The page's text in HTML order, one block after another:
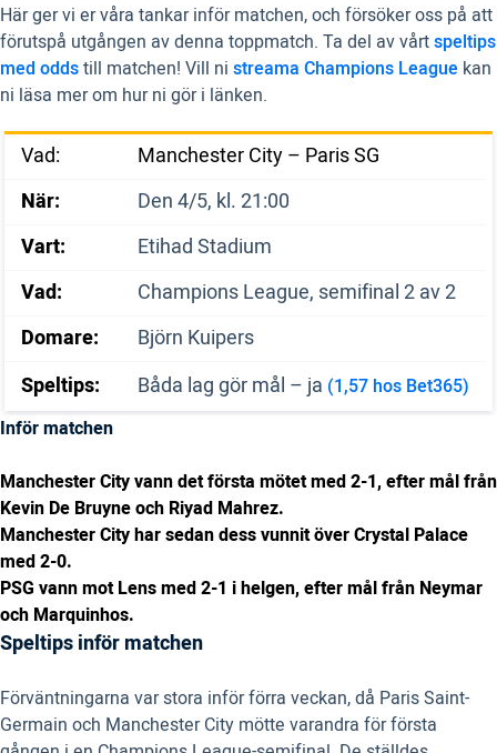
Här ger vi er våra tankar inför matchen, och försöker oss på att
förutspå utgången av denna toppmatch. Ta del av vårtspeltips
med oddstill matchen! Vill ni streama Champions League kan
ni läsa mer om hur ni gör i länken.
Vad:
Manchester City – Paris SG
När:
Den 4/5, kl. 21:00
Vart:
Etihad Stadium
Vad:
Champions League, semifinal 2 av 2
Domare:
Björn Kuipers
Speltips:
Båda lag gör mål – ja (1,57 hos Bet365)
Inför matchen
Manchester City vann det första mötet med 2-1, efter mål från
Kevin De Bruyne och Riyad Mahrez.
Manchester City har sedan dess vunnit över Crystal Palace
med 2-0.
PSG vann mot Lens med 2-1 i helgen, efter mål från Neymar
och Marquinhos.
Speltips inför matchen
Förväntningarna var stora inför förra veckan, då Paris Saint-
Germain och Manchester City mötte varandra för första